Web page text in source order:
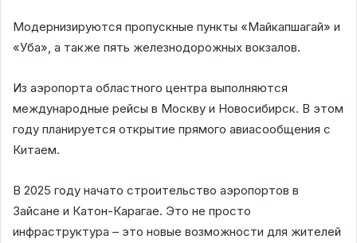
Модернизируются пропускные пункты «Майкапшагай» и
«Уба», а также пять железнодорожных вокзалов.
Из аэропорта областного центра выполняются
международные рейсы в Москву и Новосибирск. В этом
году планируется открытие прямого авиасообщения с
Китаем.
В 2025 году начато строительство аэропортов в
Зайсане и Катон-Карагае. Это не просто
инфраструктура – это новые возможности для жителей